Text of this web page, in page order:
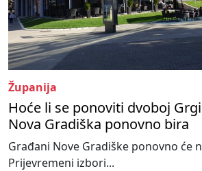
Županija
Hoće li se ponoviti dvoboj
Nova Gradiška ponovno bira
Građani Nove Gradiške ponovno će
Prijevremeni izbori...